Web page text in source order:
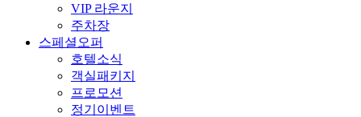
VIP 라운지
주차장
스페셜오퍼
호텔소식
객실패키지
프로모션
정기이벤트